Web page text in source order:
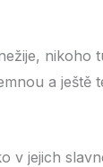
nikoho
a ještě
v jejich